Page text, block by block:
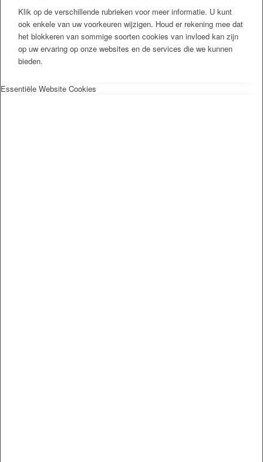
Klik op de verschillende rubrieken voor meer informatie. U kunt
ook enkele van uw voorkeuren wijzigen. Houd er rekening mee dat
het blokkeren van sommige soorten cookies van invloed kan zijn
op uw ervaring op onze websites en de services die we kunnen
bieden.
Essentiële Website Cookies